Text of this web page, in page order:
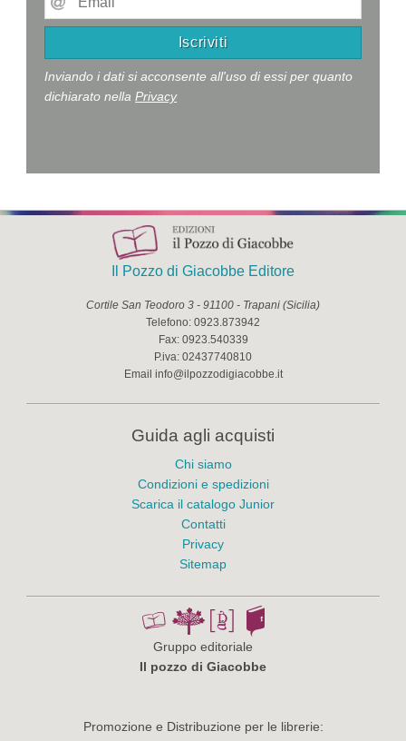
Inviando i dati si acconsente all'uso di essi per quanto
dichiarato nellaPrivacy
Il Pozzo di Giacobbe Editore
Cortile San Teodoro 3 - 91100 - Trapani (Sicilia)
Telefono: 0923.873942
Fax: 0923.540339
P.iva: 02437740810
Email info@ilpozzodigiacobbe.it
Guida agli acquisti
Chi siamo
Condizioni e spedizioni
Scarica il catalogo Junior
Contatti
Privacy
Sitemap
Gruppo editoriale
Il pozzo di Giacobbe
Promozione e Distribuzione per le librerie: